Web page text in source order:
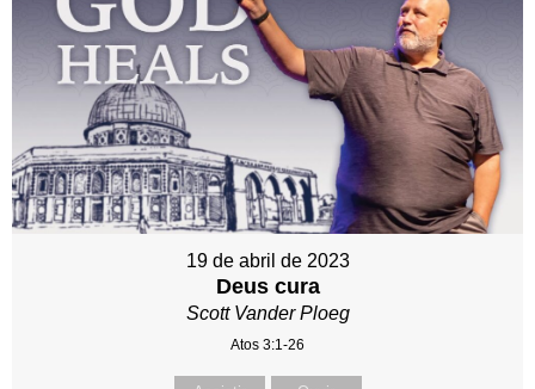
19 de abril de 2023
Deus cura
Scott Vander Ploeg
Atos 3:1-26